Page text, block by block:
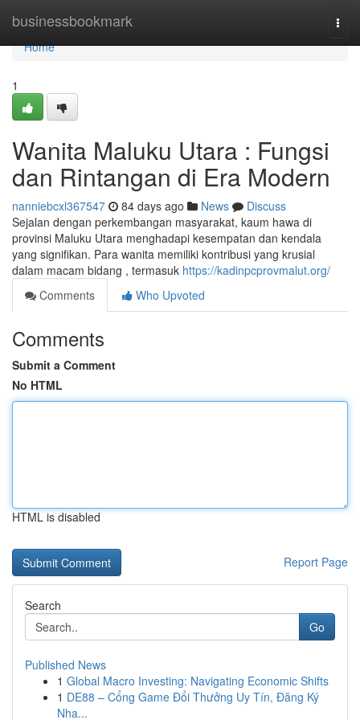
businessbookmark
Home
Home
1
Wanita Maluku Utara : Fungsi
dan Rintangan di Era Modern
nanniebcxl367547 84 days ago News
Discuss
Sejalan dengan perkembangan masyarakat, kaum hawa di
provinsi Maluku Utara menghadapi kesempatan dan kendala
yang signifikan. Para wanita memiliki kontribusi yang krusial
dalam macam bidang , termasuk https://kadinpcprovmalut.org/
Comments
Who Upvoted
Comments
Submit a Comment
No HTML
HTML is disabled
Report Page
Search
Go
Published News
1 Global Macro Investing: Navigating Economic Shifts
1 DE88 – Cổng Game Đổi Thưởng Uy Tín, Đăng Ký
Nha...